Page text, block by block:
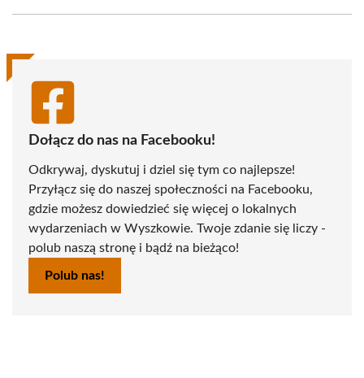
(Twitter)
Dołącz do nas na Facebooku!
Odkrywaj, dyskutuj i dziel się tym co najlepsze!
Przyłącz się do naszej społeczności na Facebooku,
gdzie możesz dowiedzieć się więcej o lokalnych
wydarzeniach w Wyszkowie. Twoje zdanie się liczy -
polub naszą stronę i bądź na bieżąco!
Polub nas!